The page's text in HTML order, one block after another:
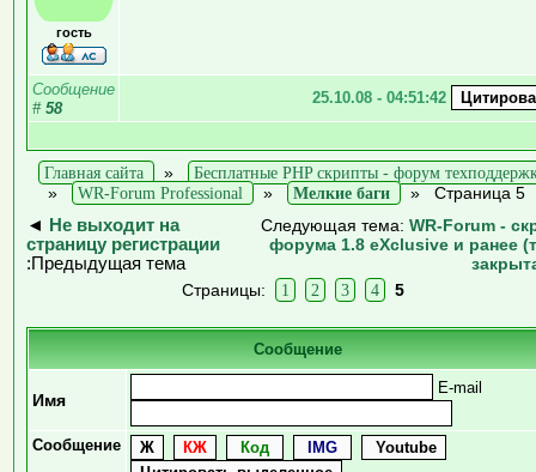
гость
Сообщение
# 58
25.10.08 - 04:51:42
Главная сайта »
Бесплатные PHP скрипты - форум
»
WR-Forum Professional » Мелкие баги » Страница 5
◄
Не выxодит на
страницу регистрации
:Предыдущая тема
Следующая тема: WR-Forum -
форума 1.8 eXclusive и ранее
Страницы:
1 2 3 4 5
Сообщение
Имя
E-mail
Сообщение